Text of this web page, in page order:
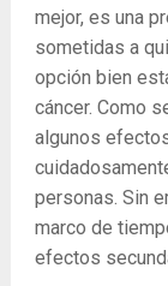
mejor, es una
sometidas a
opción bien
cáncer. Como
algunos
personas. Sin
marco de
efectos